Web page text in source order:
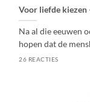
Voor liefde kiezen
Na al die eeuwen
hopen dat de
26 REACTIES